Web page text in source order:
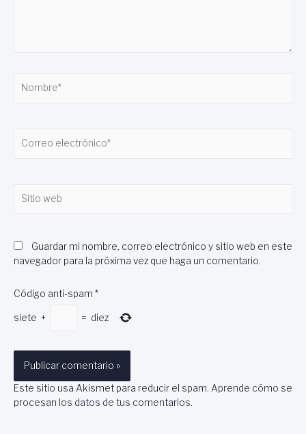
electrónico*
web
Guardar mi nombre, correo electrónico y sitio web en este
navegador para la próxima vez que haga un comentario.
Código anti-spam *
siete + = diez
Este sitio usa Akismet para reducir el spam. Aprende cómo se
procesan los datos de tus comentarios.